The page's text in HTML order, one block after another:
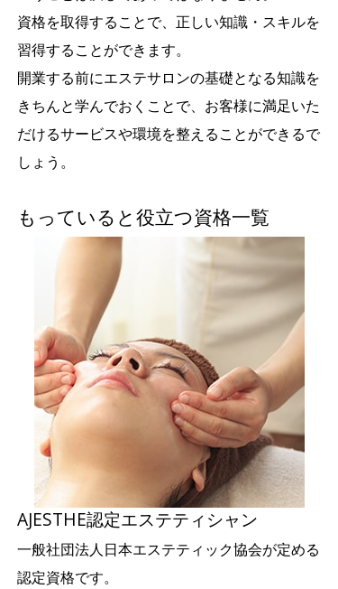
資格を取得することで、正しい知識・スキルを
習得することができます。
開業する前にエステサロンの基礎となる知識を
きちんと学んでおくことで、お客様に満足いた
だけるサービスや環境を整えることができるで
しょう。
もっていると役立つ資格一覧
AJESTHE認定エステティシャン
一般社団法人日本エステティック協会が定める
認定資格です。